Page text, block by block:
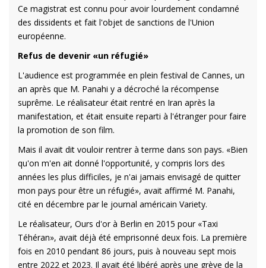
Ce magistrat est connu pour avoir lourdement condamné
des dissidents et fait l'objet de sanctions de l'Union
européenne.
Refus de devenir «un réfugié»
L'audience est programmée en plein festival de Cannes, un
an après que M. Panahi y a décroché la récompense
suprême. Le réalisateur était rentré en Iran après la
manifestation, et était ensuite reparti à l'étranger pour faire
la promotion de son film.
Mais il avait dit vouloir rentrer à terme dans son pays. «Bien
qu'on m'en ait donné l'opportunité, y compris lors des
années les plus difficiles, je n'ai jamais envisagé de quitter
mon pays pour être un réfugié», avait affirmé M. Panahi,
cité en décembre par le journal américain Variety.
Le réalisateur, Ours d'or à Berlin en 2015 pour «Taxi
Téhéran», avait déjà été emprisonné deux fois. La première
fois en 2010 pendant 86 jours, puis à nouveau sept mois
entre 2022 et 2023. Il avait été libéré après une grève de la